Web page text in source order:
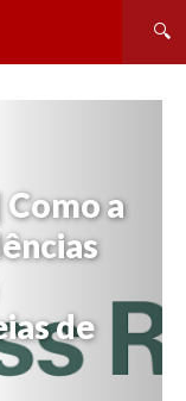
a
de